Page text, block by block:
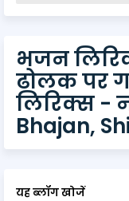
भजन
ढोलक पर
लिरिक्स -
Bhajan,
यह ब्लॉग खोजें